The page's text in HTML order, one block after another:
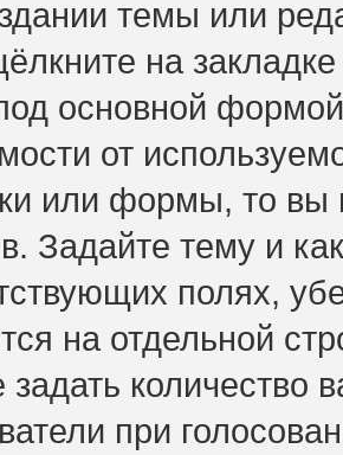
темы или
на
основной
от
или формы, то вы
Задайте тему и
полях,
на отдельной
задать количество
при